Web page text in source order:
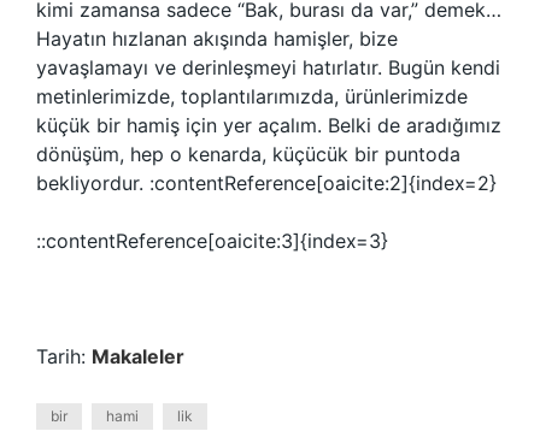
kimi zamansa sadece “Bak, burası da var,” demek…
Hayatın hızlanan akışında hamişler, bize
yavaşlamayı ve derinleşmeyi hatırlatır. Bugün kendi
metinlerimizde, toplantılarımızda, ürünlerimizde
küçük bir hamiş için yer açalım. Belki de aradığımız
dönüşüm, hep o kenarda, küçücük bir puntoda
bekliyordur. :contentReference[oaicite:2]{index=2}
::contentReference[oaicite:3]{index=3}
Tarih: Makaleler
bir hami lik